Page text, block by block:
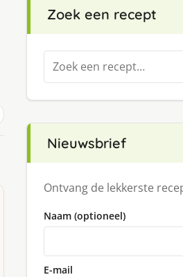
Zoek een recept
Zoeken
naar:
Nieuwsbrief
Ontvang de lekkerste
Naam (optioneel)
E-mail